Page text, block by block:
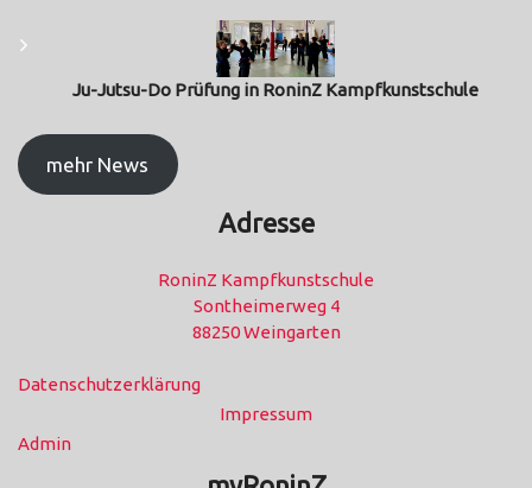
Ju-Jutsu-Do Prüfung in RoninZ Kampfkunstschule
mehr News
Adresse
RoninZ Kampfkunstschule
Sontheimerweg 4
88250 Weingarten
Datenschutzerklärung
Impressum
Admin